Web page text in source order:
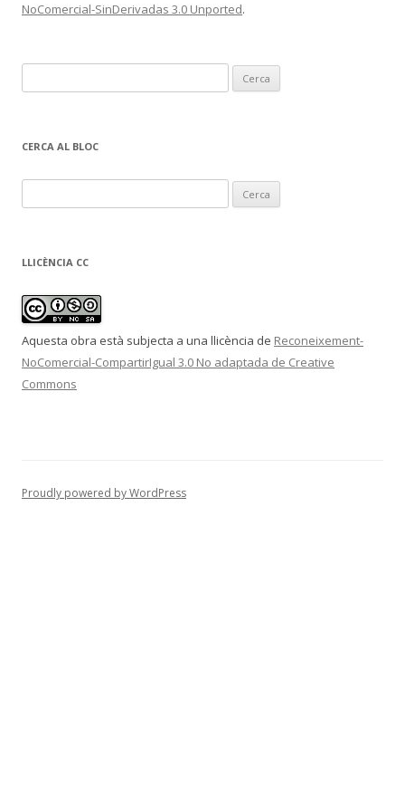
NoComercial-SinDerivadas 3.0 Unported.
e
c
:
CERCA AL BLOC
e
c
:
LLICÈNCIA CC
Aquesta obra està subjecta a una llicència de Reconeixement-
NoComercial-CompartirIgual 3.0 No adaptada de Creative
Commons
Proudly powered by WordPress